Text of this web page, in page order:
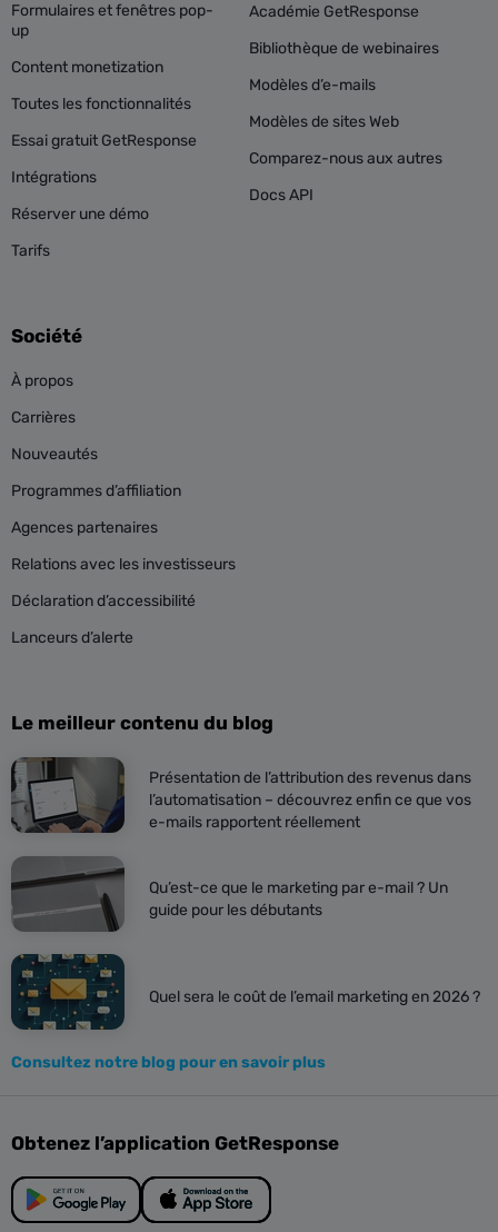
Formulaires et fenêtres pop-
up
Content monetization
Toutes les fonctionnalités
Essai gratuit GetResponse
Intégrations
Réserver une démo
Tarifs
Académie GetResponse
Bibliothèque de webinaires
Modèles d’e-mails
Modèles de sites Web
Comparez-nous aux autres
Docs API
Société
À propos
Carrières
Nouveautés
Programmes d’affiliation
Agences partenaires
Relations avec les investisseurs
Déclaration d’accessibilité
Lanceurs d’alerte
Le meilleur contenu du blog
Présentation de l’attribution des revenus dans
l’automatisation – découvrez enfin ce que vos
e-mails rapportent réellement
Qu’est-ce que le marketing par e-mail ? Un
guide pour les débutants
Quel sera le coût de l’email marketing en 2026 ?
Consultez notre blog pour en savoir plus
Obtenez l’application GetResponse